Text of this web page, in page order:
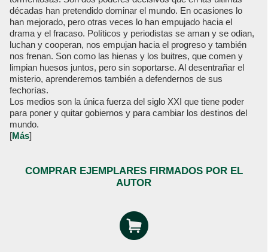
décadas han pretendido dominar el mundo. En ocasiones lo
han mejorado, pero otras veces lo han empujado hacia el
drama y el fracaso. Políticos y periodistas se aman y se odian,
luchan y cooperan, nos empujan hacia el progreso y también
nos frenan. Son como las hienas y los buitres, que comen y
limpian huesos juntos, pero sin soportarse. Al desentrañar el
misterio, aprenderemos también a defendernos de sus
fechorías.
Los medios son la única fuerza del siglo XXI que tiene poder
para poner y quitar gobiernos y para cambiar los destinos del
mundo.
[Más]
COMPRAR EJEMPLARES FIRMADOS POR EL
AUTOR